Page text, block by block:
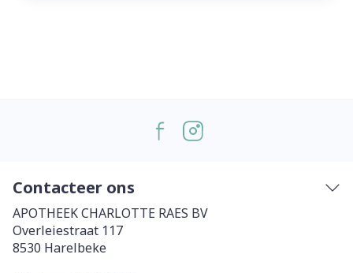
Contacteer ons
APOTHEEK CHARLOTTE RAES BV
Overleiestraat 117
8530 Harelbeke